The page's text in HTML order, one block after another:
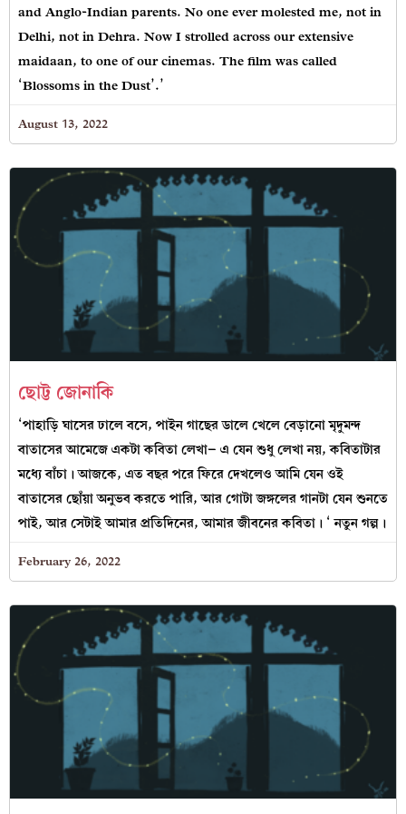
and Anglo-Indian parents. No one ever molested me, not in
Delhi, not in Dehra. Now I strolled across our extensive
maidaan, to one of our cinemas. The film was called
‘Blossoms in the Dust’.’
August 13, 2022
ছোট্ট জোনাকি
‘পাহাড়ি ঘাসের ঢালে বসে, পাইন গাছের ডালে খেলে বেড়ানো মৃদুমন্দ
বাতাসের আমেজে একটা কবিতা লেখা– এ যেন শুধু লেখা নয়, কবিতাটার
মধ্যে বাঁচা। আজকে, এত বছর পরে ফিরে দেখলেও আমি যেন ওই
বাতাসের ছোঁয়া অনুভব করতে পারি, আর গোটা জঙ্গলের গানটা যেন শুনতে
পাই, আর সেটাই আমার প্রতিদিনের, আমার জীবনের কবিতা। ‘ নতুন গল্প।
February 26, 2022